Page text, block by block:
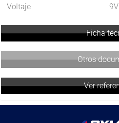
Voltaje
Ficha
Otros
Ver